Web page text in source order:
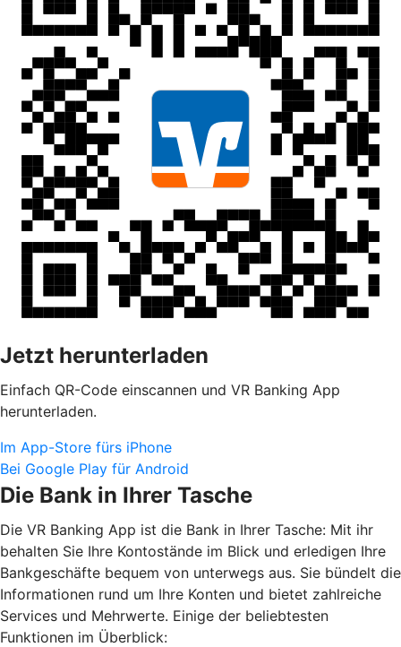
Jetzt herunterladen
Einfach QR-Code einscannen und VR Banking App
herunterladen.
Im App-Store fürs iPhone
Bei Google Play für Android
Die Bank in Ihrer Tasche
Die VR Banking App ist die Bank in Ihrer Tasche: Mit ihr
behalten Sie Ihre Kontostände im Blick und erledigen Ihre
Bankgeschäfte bequem von unterwegs aus. Sie bündelt die
Informationen rund um Ihre Konten und bietet zahlreiche
Services und Mehrwerte. Einige der beliebtesten
Funktionen im Überblick: